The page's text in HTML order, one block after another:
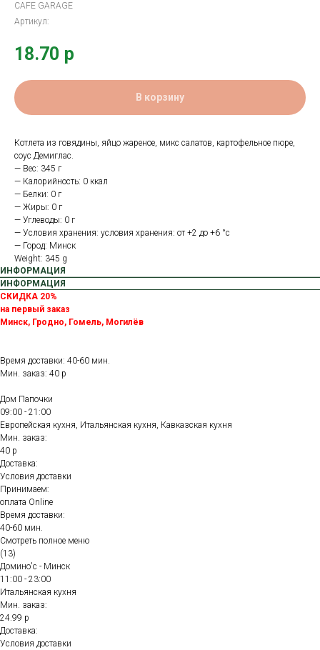
CAFE GARAGE
Артикул:
18.70 р
В корзину
Котлета из говядины, яйцо жареное, микс салатов, картофельное пюре,
соус Демиглас.
— Вес: 345 г
— Калорийность: 0 ккал
— Белки: 0 г
— Жиры: 0 г
— Углеводы: 0 г
— Условия хранения: условия хранения: от +2 до +6 °с
— Город: Минск
Weight: 345 g
ИНФОРМАЦИЯ
ИНФОРМАЦИЯ
СКИДКА 20%
на первый заказ
Минск, Гродно, Гомель, Могилёв
Время доставки: 40-60 мин.
Мин. заказ: 40 р
Дом Папочки
09:00 - 21:00
Европейская кухня, Итальянская кухня, Кавказская кухня
Мин. заказ:
40 р
Доставка:
Условия доставки
Принимаем:
оплата Online
Время доставки:
40-60 мин.
Смотреть полное меню
(13)
Домино'с - Минск
11:00 - 23:00
Итальянская кухня
Мин. заказ:
24.99 р
Доставка:
Условия доставки